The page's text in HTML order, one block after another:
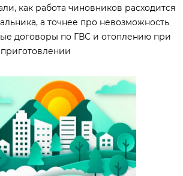
как работа чиновников расходится
а точнее про невозможность
договоры по ГВС и отоплению при